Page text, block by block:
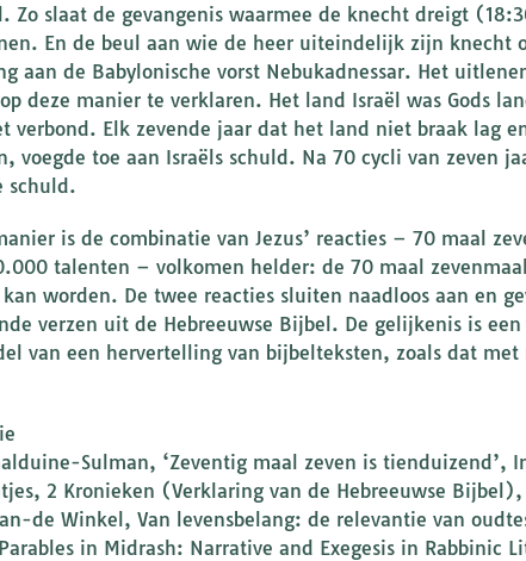
Zo slaat de gevangenis waarmee de knecht dreigt
En de beul aan wie de heer uiteindelijk zijn knecht
aan de Babylonische vorst Nebukadnessar. Het
deze manier te verklaren. Het land Israël was Gods
verbond. Elk zevende jaar dat het land niet braak lag
voegde toe aan Israëls schuld. Na 70 cycli van zeven
schuld.
is de combinatie van Jezus’ reacties – 70 maal
talenten – volkomen helder: de 70 maal
worden. De twee reacties sluiten naadloos aan en
verzen uit de Hebreeuwse Bijbel. De gelijkenis is
van een hervertelling van bijbelteksten, zoals dat
Sulman, ‘Zeventig maal zeven is
2 Kronieken (Verklaring van de Hebreeuwse
de Winkel, Van levensbelang: de relevantie van
in Midrash: Narrative and Exegesis in Rabbinic